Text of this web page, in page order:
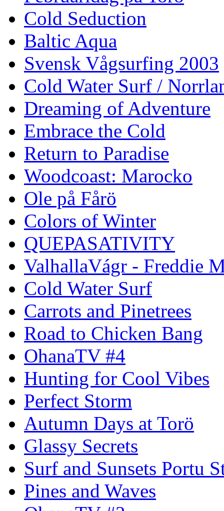
Cold Seduction
Baltic Aqua
Svensk Vågsurfing 2003
Cold Water Surf /
Dreaming of Adventure
Embrace the Cold
Return to Paradise
Woodcoast: Marocko
Ole på Fårö
Colors of Winter
QUEPASATIVITY
ValhallaVágr - Freddie
Cold Water Surf
Carrots and Pinetrees
Road to Chicken Bang
OhanaTV #4
Hunting for Cool Vibes
Perfect Storm
Autumn Days at Torö
Glassy Secrets
Surf and Sunsets Portu
Pines and Waves